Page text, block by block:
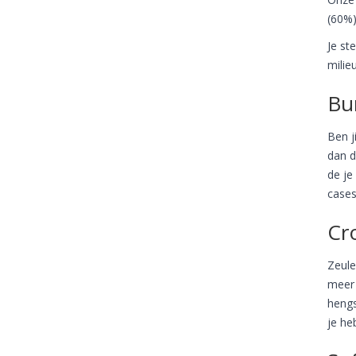
Je
Ben
dan
de je
je